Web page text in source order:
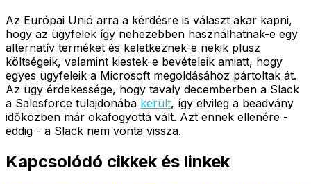
Az Európai Unió arra a kérdésre is választ akar kapni,
hogy az ügyfelek így nehezebben használhatnak-e egy
alternatív terméket és keletkeznek-e nekik plusz
költségeik, valamint kiestek-e bevételeik amiatt, hogy
egyes ügyfeleik a Microsoft megoldásához pártoltak át.
Az ügy érdekessége, hogy tavaly decemberben a Slack
a Salesforce tulajdonába került, így elvileg a beadvány
időközben már okafogyottá vált. Azt ennek ellenére -
eddig - a Slack nem vonta vissza.
Kapcsolódó cikkek és linkek